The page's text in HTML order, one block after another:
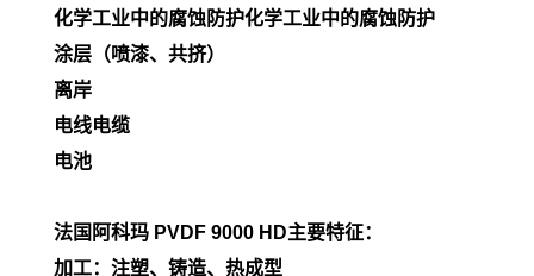
化学工业中的腐蚀防护化学工业中的腐蚀防护
涂层（喷漆、共挤）
离岸
电线电缆
电池
法国阿科玛 PVDF 9000 HD主要特征：
加工：注塑、铸造、热成型